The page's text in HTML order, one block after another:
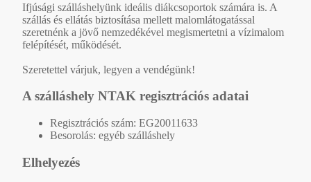
Ifjúsági szálláshelyünk ideális diákcsoportok számára is. A
szállás és ellátás biztosítása mellett malomlátogatással
szeretnénk a jövő nemzedékével megismertetni a vízimalom
felépítését, működését.
Szeretettel várjuk, legyen a vendégünk!
A szálláshely NTAK regisztrációs adatai
Regisztrációs szám: EG20011633
Besorolás: egyéb szálláshely
Elhelyezés